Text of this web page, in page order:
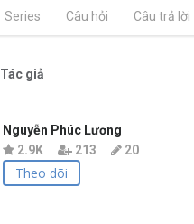
Series Câu hỏi Câu trả lời
Tác giả
Nguyễn Phúc Lương
2.9K
213 20
Theo dõi